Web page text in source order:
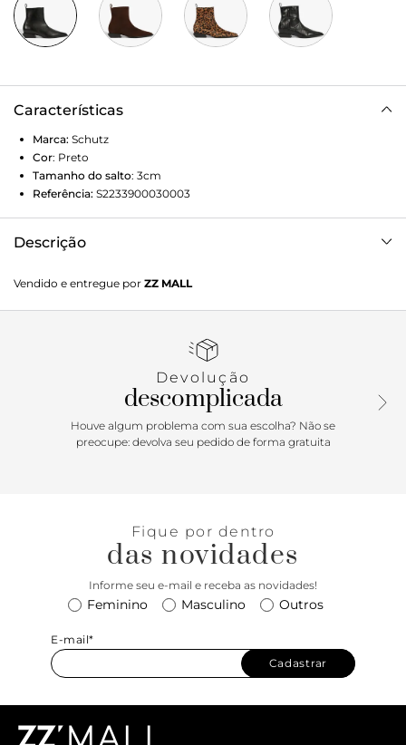
Características
Marca: Schutz
Cor: Preto
Tamanho do salto: 3cm
Referência: S2233900030003
Descrição
de cano baixo em couro é a peça que vai elevar seu visual
com sofisticação. O fechamento em zíper na parte interna
a vira aparente garantem um ar elegante. O salto bloco
adicionando um toque de ousadia e personalidade.
Vendido e entregue por ZZ MALL
Devolução
descomplicada
Houve algum problema com sua escolha? Não se
preocupe: devolva seu pedido de forma gratuita
Fique por dentro
das novidades
Informe seu e-mail e receba as novidades!
Feminino Masculino Outros
E-mail*
Cadastrar